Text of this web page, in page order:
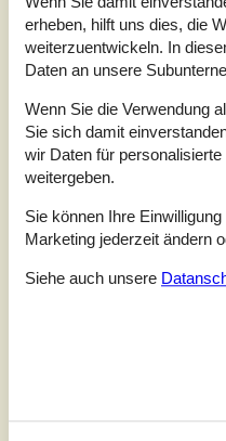
Peter Andersens Vej -
10 Personen
erheben, hilft uns dies, die
weiterzuentwickeln. In
Daten an unsere
Wenn Sie die Verwendung
Sie sich damit
wir Daten für
weitergeben.
Sie können Ihre
Marketing jederzeit ändern
Siehe auch unsere